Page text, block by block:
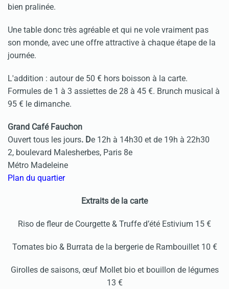
bien pralinée.
Une table donc très agréable et qui ne vole vraiment pas
son monde, avec une offre attractive à chaque étape de la
journée.
L'addition : autour de 50 € hors boisson à la carte.
Formules de 1 à 3 assiettes de 28 à 45 €. Brunch musical à
95 € le dimanche.
Grand Café Fauchon
Ouvert tous les jours. De 12h à 14h30 et de 19h à 22h30
2, boulevard Malesherbes, Paris 8e
Métro Madeleine
Plan du quartier
Extraits de la carte
Riso de fleur de Courgette & Truffe d’été Estivium 15 €
Tomates bio & Burrata de la bergerie de Rambouillet 10 €
Girolles de saisons, œuf Mollet bio et bouillon de légumes
13 €